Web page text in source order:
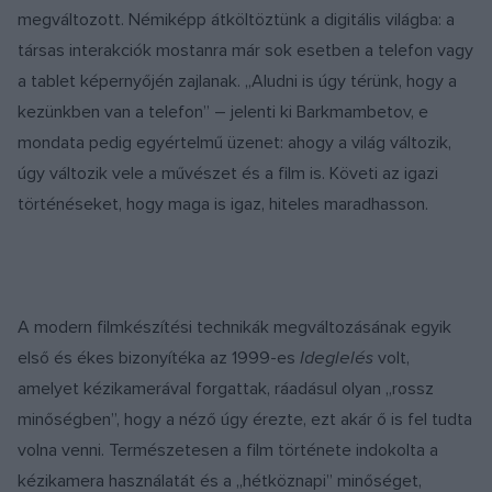
megváltozott. Némiképp átköltöztünk a digitális világba: a
társas interakciók mostanra már sok esetben a telefon vagy
a tablet képernyőjén zajlanak. „Aludni is úgy térünk, hogy a
kezünkben van a telefon” – jelenti ki Barkmambetov, e
mondata pedig egyértelmű üzenet: ahogy a világ változik,
úgy változik vele a művészet és a film is. Követi az igazi
történéseket, hogy maga is igaz, hiteles maradhasson.
A modern filmkészítési technikák megváltozásának egyik
első és ékes bizonyítéka az 1999-es Ideglelés volt,
amelyet kézikamerával forgattak, ráadásul olyan „rossz
minőségben”, hogy a néző úgy érezte, ezt akár ő is fel tudta
volna venni. Természetesen a film története indokolta a
kézikamera használatát és a „hétköznapi” minőséget,